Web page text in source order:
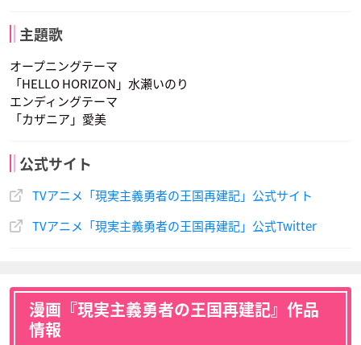
主題歌
オープニングテーマ
「HELLO HORIZON」水瀬いのり
エンディングテーマ
「カザニア」愛美
公式サイト
TVアニメ「現実主義勇者の王国再建記」公式サイト
TVアニメ「現実主義勇者の王国再建記」公式Twitter
漫画『現実主義勇者の王国再建記』作品
情報